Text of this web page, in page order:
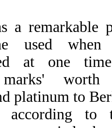
a remarkable
used when
at one
platinum to
according to